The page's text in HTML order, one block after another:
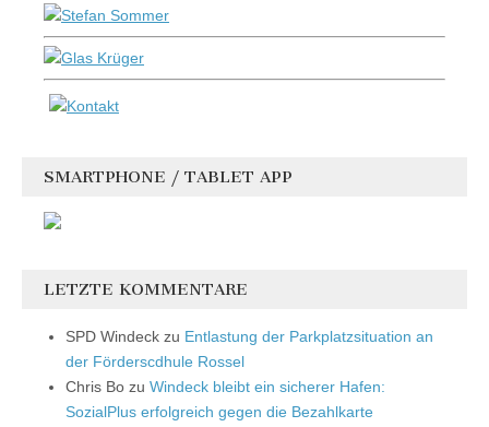
SMARTPHONE / TABLET APP
LETZTE KOMMENTARE
SPD Windeck zu Entlastung der Parkplatzsituation an
der Förderscdhule Rossel
Chris Bo zu Windeck bleibt ein sicherer Hafen:
SozialPlus erfolgreich gegen die Bezahlkarte